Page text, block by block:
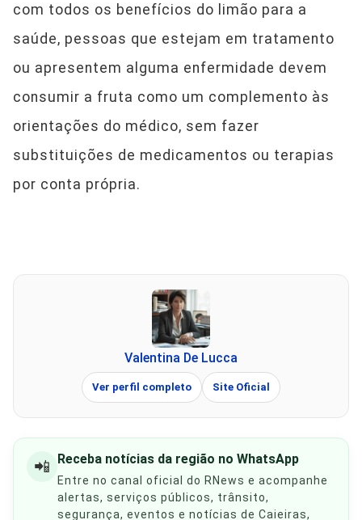
com todos os benefícios do limão para a
saúde, pessoas que estejam em tratamento
ou apresentem alguma enfermidade devem
consumir a fruta como um complemento às
orientações do médico, sem fazer
substituições de medicamentos ou terapias
por conta própria.
Valentina De Lucca
Ver perfil completo Site Oficial
📲 Receba notícias da região no WhatsApp
Entre no canal oficial do RNews e acompanhe
alertas, serviços públicos, trânsito,
segurança, eventos e notícias de Caieiras,